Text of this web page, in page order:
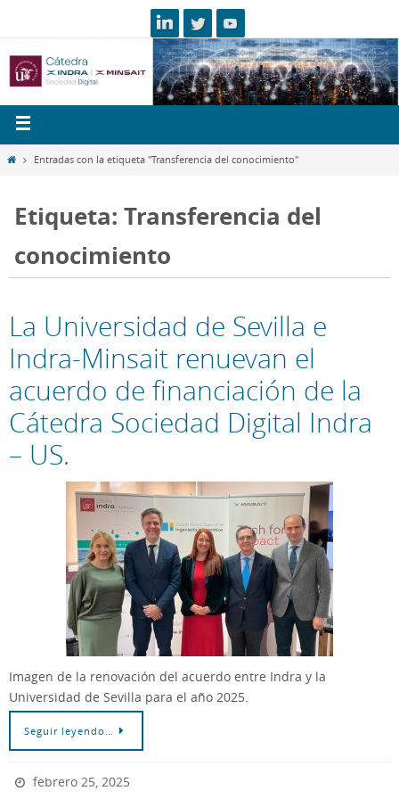
Entradas con la etiqueta "Transferencia del conocimiento"
Etiqueta: Transferencia del
conocimiento
La Universidad de Sevilla e
Indra-Minsait renuevan el
acuerdo de financiación de la
Cátedra Sociedad Digital Indra
– US.
Imagen de la renovación del acuerdo entre Indra y la
Universidad de Sevilla para el año 2025.
Seguir leyendo…
febrero 25, 2025